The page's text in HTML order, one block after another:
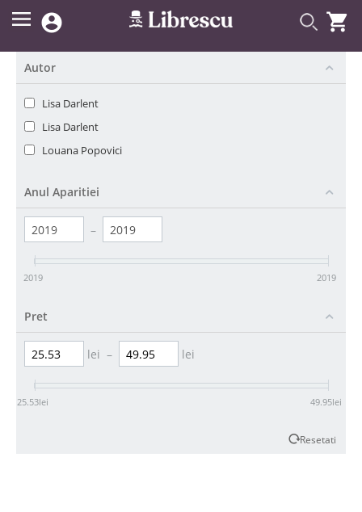
 
Autor
Lisa Darlent
Lisa Darlent
Louana Popovici
Anul Aparitiei
–
2019 2019
Pret
lei – lei
25.53lei 49.95lei
Resetati